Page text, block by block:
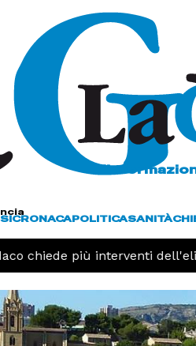
CRONACAPOLITICASANITÀ
chiede più interventi